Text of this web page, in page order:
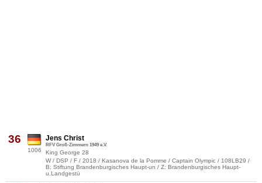
36
1006
Jens Christ
RFV Groß-Zimmern 1949 e.V.
King George 28
W / DSP / F / 2018 / Kasanova de la Pomme / Captain Olympic / 108LB29 /
B: Stiftung Brandenburgisches Haupt-un / Z: Brandenburgisches Haupt-
u.Landgestü